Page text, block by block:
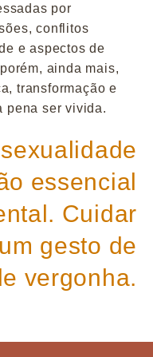
por
conflitos
e aspectos de
ainda mais,
transformação e
pena ser vivida.
essencial
Cuidar
gesto de
vergonha.